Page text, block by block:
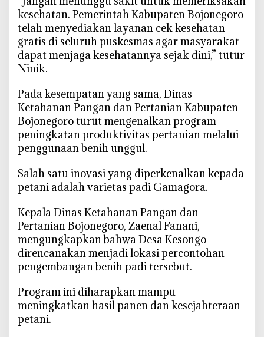
kesehatan. Pemerintah Kabupaten Bojonegoro
telah menyediakan layanan cek kesehatan
gratis di seluruh puskesmas agar masyarakat
dapat menjaga kesehatannya sejak dini,” tutur
Ninik.
‎Pada kesempatan yang sama, Dinas
Ketahanan Pangan dan Pertanian Kabupaten
Bojonegoro turut mengenalkan program
peningkatan produktivitas pertanian melalui
penggunaan benih unggul.
‎Salah satu inovasi yang diperkenalkan kepada
petani adalah varietas padi Gamagora.
‎Kepala Dinas Ketahanan Pangan dan
Pertanian Bojonegoro, Zaenal Fanani,
mengungkapkan bahwa Desa Kesongo
direncanakan menjadi lokasi percontohan
pengembangan benih padi tersebut.
‎Program ini diharapkan mampu
meningkatkan hasil panen dan kesejahteraan
petani.